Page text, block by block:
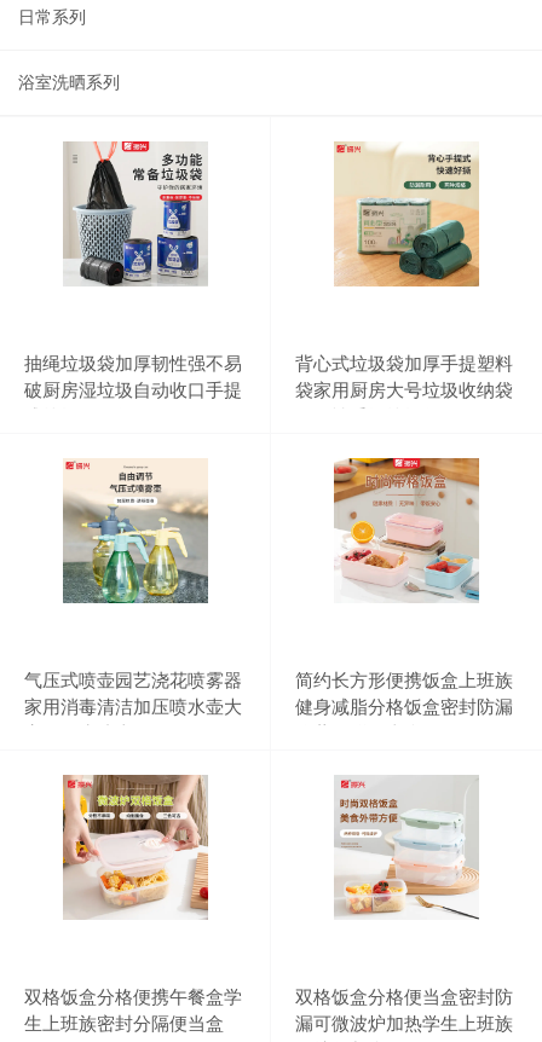
日常系列
浴室洗晒系列
抽绳垃圾袋加厚韧性强不易
破厨房湿垃圾自动收口手提
背心式垃圾袋加厚手提塑料
袋家用厨房大号垃圾收纳袋
气压式喷壶园艺浇花喷雾器
家用消毒清洁加压喷水壶大
简约长方形便携饭盒上班族
健身减脂分格饭盒密封防漏
双格饭盒分格便携午餐盒学
生上班族密封分隔便当盒
双格饭盒分格便当盒密封防
漏可微波炉加热学生上班族